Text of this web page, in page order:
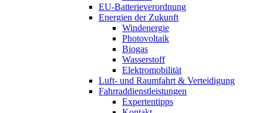
EU-Batterieverordnung
Energien der Zukunft
Windenergie
Photovoltaik
Biogas
Wasserstoff
Elektromobilität
Luft- und Raumfahrt & Verteidigung
Fahrraddienstleistungen
Expertentipps